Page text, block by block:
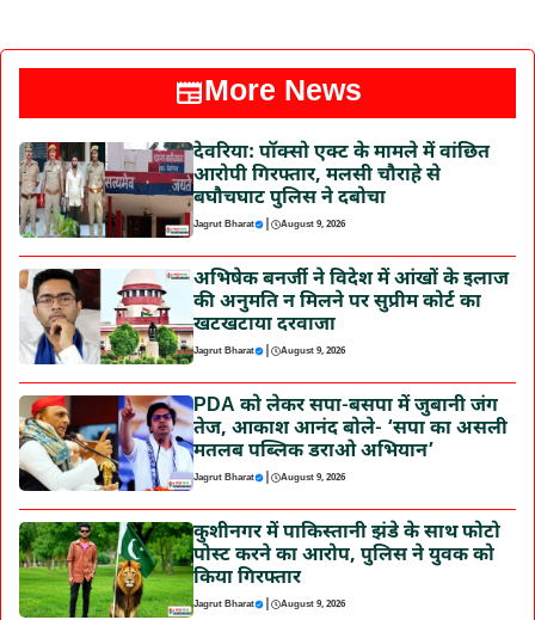
More News
देवरिया: पॉक्सो एक्ट के मामले में वांछित
आरोपी गिरफ्तार, मलसी चौराहे से
बघौचघाट पुलिस ने दबोचा
Jagrut Bharat | August 9, 2026
अभिषेक बनर्जी ने विदेश में आंखों के इलाज
की अनुमति न मिलने पर सुप्रीम कोर्ट का
खटखटाया दरवाजा
Jagrut Bharat | August 9, 2026
PDA को लेकर सपा-बसपा में जुबानी जंग
तेज, आकाश आनंद बोले- ‘सपा का असली
मतलब पब्लिक डराओ अभियान’
Jagrut Bharat | August 9, 2026
कुशीनगर में पाकिस्तानी झंडे के साथ फोटो
पोस्ट करने का आरोप, पुलिस ने युवक को
किया गिरफ्तार
Jagrut Bharat | August 9, 2026